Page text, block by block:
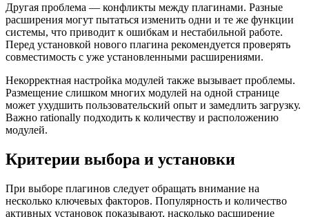
Другая проблема — конфликты между плагинами. Разные
расширения могут пытаться изменить одни и те же функции
системы, что приводит к ошибкам и нестабильной работе.
Перед установкой нового плагина рекомендуется проверять
совместимость с уже установленными расширениями.
Некорректная настройка модулей также вызывает проблемы.
Размещение слишком многих модулей на одной странице
может ухудшить пользовательский опыт и замедлить загрузку.
Важно rationally подходить к количеству и расположению
модулей.
Критерии выбора и установки
При выборе плагинов следует обращать внимание на
несколько ключевых факторов. Популярность и количество
активных установок показывают, насколько расширение